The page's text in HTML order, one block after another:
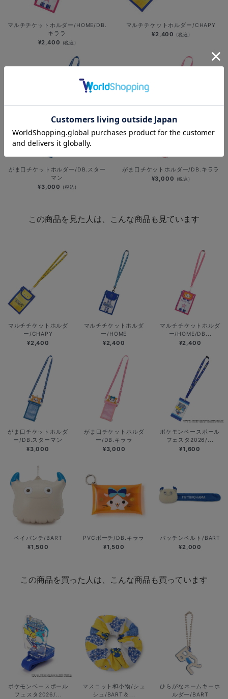
マルチチケットホルダー/HOME/DB.
キララ
¥2,400 (税込)
マルチチケットホルダー/CHAPY
¥2,400 (税込)
がま口チケットホルダー/DB.スター
マン
¥3,000 (税込)
がま口チケットホルダー/DB.キララ
¥3,000 (税込)
この商品を見た人は、こんな商品も見ています
マルチチケットホルダ
ー/CHAPY
¥2,400
マルチチケットホルダ
ー/HOME
¥2,400
マルチチケットホルダ
ー/HOME/DB...
¥2,400
がま口チケットホルダ
ー/DB.スターマン
¥3,000
がま口チケットホルダ
ー/DB.キララ
¥3,000
ポケモンベースボール
フェスタ2026/...
¥1,600
ベイパンチ/BART
¥1,500
PVCポーチ/DB.キララ
¥1,500
パッチンベルト/BART
¥2,000
この商品を買った人は、こんな商品も買っています
ポケモンベースボール
フェスタ2026/...
マスコット和小物/シュ
シュ/BART＆...
ひらがなネームキーホ
ルダー/BART